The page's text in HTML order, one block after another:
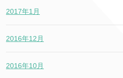
2017年1月
2016年12月
2016年10月